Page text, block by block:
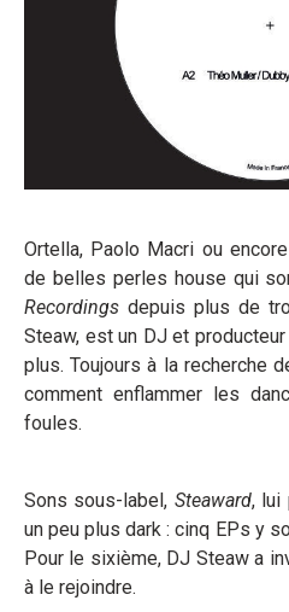
Ortella, Paolo Macri ou
de belles perles house qui
Recordings depuis plus de
Steaw, est un DJ et
plus. Toujours à la recherche
comment enflammer les
foules.
Sons sous-label, Steaward, lui
un peu plus dark : cinq EPs y
Pour le sixième, DJ Steaw a
à le rejoindre.